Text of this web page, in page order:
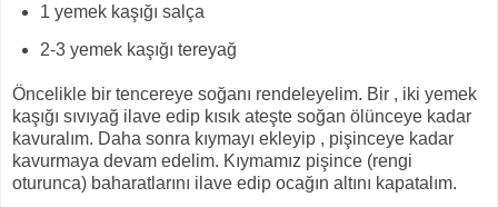
1 yemek kaşığı salça
2-3 yemek kaşığı tereyağ
Öncelikle bir tencereye soğanı rendeleyelim. Bir , iki yemek
kaşığı sıvıyağ ilave edip kısık ateşte soğan ölünceye kadar
kavuralım. Daha sonra kıymayı ekleyip , pişinceye kadar
kavurmaya devam edelim. Kıymamız pişince (rengi
oturunca) baharatlarını ilave edip ocağın altını kapatalım.